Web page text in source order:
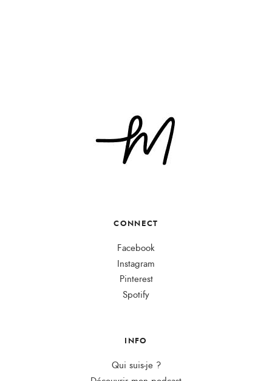
CONNECT
Facebook
Instagram
Pinterest
Spotify
INFO
Qui suis-je ?